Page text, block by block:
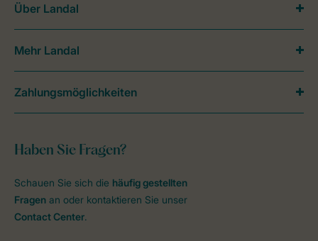
Haben Sie Fragen?
Schauen Sie sich die häufig gestellten
Fragen an oder kontaktieren Sie unser
Contact Center.
Über Landal
Mehr Landal
Zahlungsmöglichkeiten